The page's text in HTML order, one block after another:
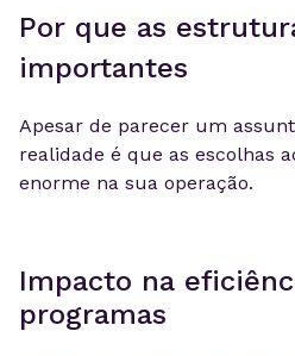
Por que as
importantes
Apesar de parecer um
realidade é que as escolhas
enorme na sua operação.
Impacto na
programas